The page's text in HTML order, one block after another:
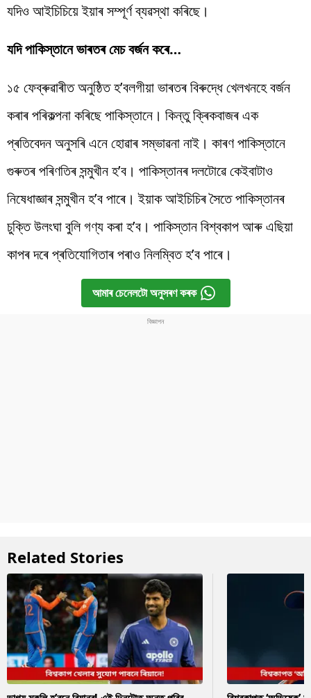
যদিও আইচিচিয়ে ইয়াৰ সম্পূৰ্ণ ব্যৱস্থা কৰিছে।
যদি পাকিস্তানে ভাৰতৰ মেচ বৰ্জন কৰে…
১৫ ফেব্ৰুৱাৰীত অনুষ্ঠিত হ’বলগীয়া ভাৰতৰ বিৰুদ্ধে খেলখনহে বৰ্জন
কৰাৰ পৰিকল্পনা কৰিছে পাকিস্তানে। কিন্তু ক্ৰিকবাজৰ এক
প্ৰতিবেদন অনুসৰি এনে হোৱাৰ সম্ভাৱনা নাই। কাৰণ পাকিস্তানে
গুৰুতৰ পৰিণতিৰ সন্মুখীন হ’ব। পাকিস্তানৰ দলটোৱে কেইবাটাও
নিষেধাজ্ঞাৰ সন্মুখীন হ’ব পাৰে। ইয়াক আইচিচিৰ সৈতে পাকিস্তানৰ
চুক্তি উলংঘা বুলি গণ্য কৰা হ’ব। পাকিস্তান বিশ্বকাপ আৰু এছিয়া
কাপৰ দৰে প্ৰতিযোগিতাৰ পৰাও নিলম্বিত হ’ব পাৰে।
আমাৰ চেনেলটো অনুসৰণ কৰক
Related Stories